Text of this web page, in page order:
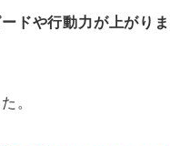
ドや行動力が上がりま
。